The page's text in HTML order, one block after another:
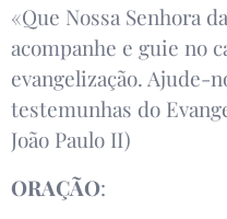
«Que Nossa Senhora
acompanhe e guie no
evangelização. Ajude-
testemunhas do
João Paulo II)
ORAÇÃO: